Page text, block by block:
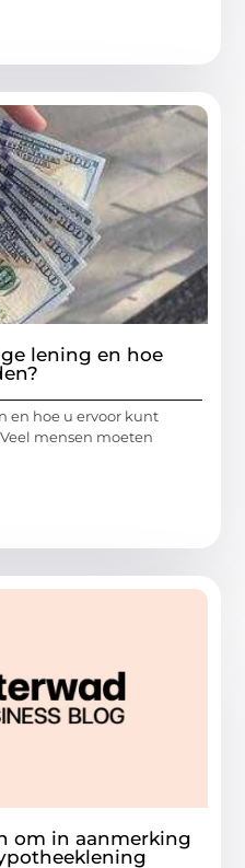
lening en hoe
en hoe u ervoor kunt
mensen moeten
om in aanmerking